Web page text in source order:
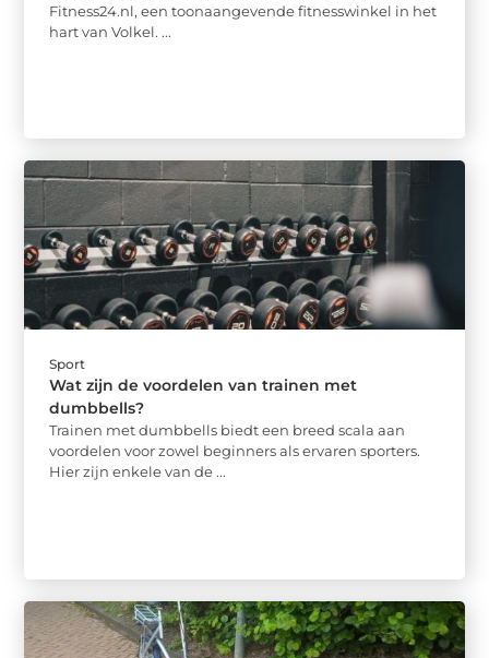
Fitness24.nl, een toonaangevende fitnesswinkel in het
hart van Volkel. ...
Sport
Wat zijn de voordelen van trainen met
dumbbells?
Trainen met dumbbells biedt een breed scala aan
voordelen voor zowel beginners als ervaren sporters.
Hier zijn enkele van de ...